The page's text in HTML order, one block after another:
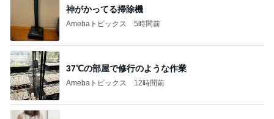
神がかってる掃除機
Amebaトピックス 5時間前
37℃の部屋で修行のような作業
Amebaトピックス 12時間前